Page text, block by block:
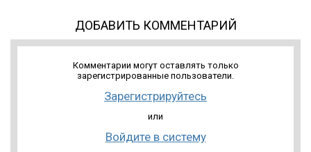
ДОБАВИТЬ КОММЕНТАРИЙ
Комментарии могут оставлять только
зарегистрированные пользователи.
Зарегистрируйтесь
или
Войдите в систему